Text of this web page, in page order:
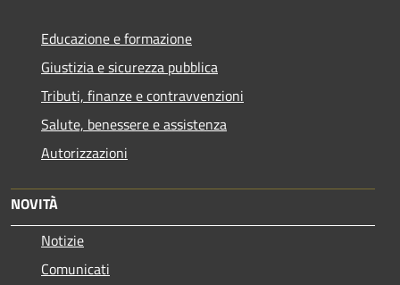
Educazione e formazione
Giustizia e sicurezza pubblica
Tributi, finanze e contravvenzioni
Salute, benessere e assistenza
Autorizzazioni
NOVITÀ
Notizie
Comunicati